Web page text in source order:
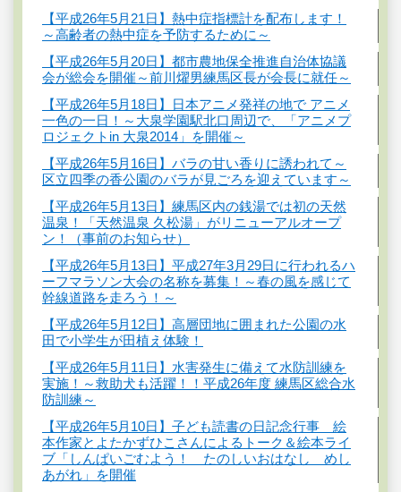
【平成26年5月21日】熱中症指標計を配布します！
～高齢者の熱中症を予防するために～
【平成26年5月20日】都市農地保全推進自治体協議
会が総会を開催～前川燿男練馬区長が会長に就任～
【平成26年5月18日】日本アニメ発祥の地で アニメ
一色の一日！～大泉学園駅北口周辺で、「アニメプ
ロジェクトin 大泉2014」を開催～
【平成26年5月16日】バラの甘い香りに誘われて～
区立四季の香公園のバラが見ごろを迎えています～
【平成26年5月13日】練馬区内の銭湯では初の天然
温泉！「天然温泉 久松湯」がリニューアルオープ
ン！（事前のお知らせ）
【平成26年5月13日】平成27年3月29日に行われるハ
ーフマラソン大会の名称を募集！～春の風を感じて
幹線道路を走ろう！～
【平成26年5月12日】高層団地に囲まれた公園の水
田で小学生が田植え体験！
【平成26年5月11日】水害発生に備えて水防訓練を
実施！～救助犬も活躍！！平成26年度 練馬区総合水
防訓練～
【平成26年5月10日】子ども読書の日記念行事 絵
本作家とよたかずひこさんによるトーク＆絵本ライ
ブ「しんぱいごむよう！ たのしいおはなし めし
あがれ」を開催